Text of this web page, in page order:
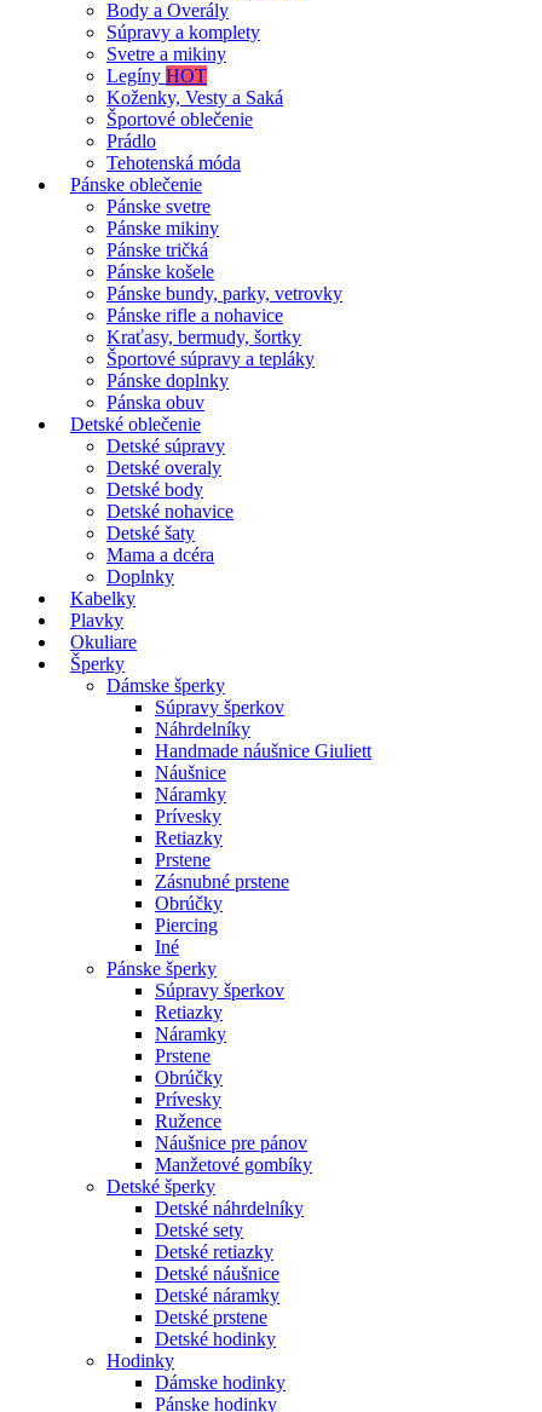
Body a Overály
Súpravy a komplety
Svetre a mikiny
Legíny HOT
Koženky, Vesty a Saká
Športové oblečenie
Prádlo
Tehotenská móda
Pánske oblečenie
Pánske svetre
Pánske mikiny
Pánske tričká
Pánske košele
Pánske bundy, parky, vetrovky
Pánske rifle a nohavice
Kraťasy, bermudy, šortky
Športové súpravy a tepláky
Pánske doplnky
Pánska obuv
Detské oblečenie
Detské súpravy
Detské overaly
Detské body
Detské nohavice
Detské šaty
Mama a dcéra
Doplnky
Kabelky
Plavky
Okuliare
Šperky
Dámske šperky
Súpravy šperkov
Náhrdelníky
Handmade náušnice Giuliett
Náušnice
Náramky
Prívesky
Retiazky
Prstene
Zásnubné prstene
Obrúčky
Piercing
Iné
Pánske šperky
Súpravy šperkov
Retiazky
Náramky
Prstene
Obrúčky
Prívesky
Ružence
Náušnice pre pánov
Manžetové gombíky
Detské šperky
Detské náhrdelníky
Detské sety
Detské retiazky
Detské náušnice
Detské náramky
Detské prstene
Detské hodinky
Hodinky
Dámske hodinky
Pánske hodinky